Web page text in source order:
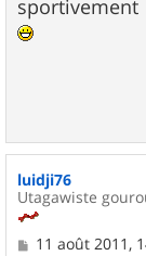
sportivement
luidji76
Utagawiste
M11 août 2011,